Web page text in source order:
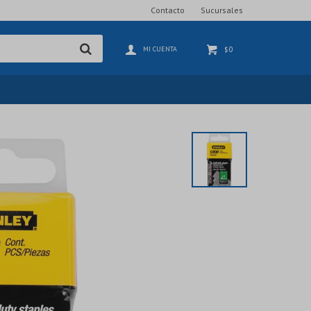
$0
Contacto Sucursales